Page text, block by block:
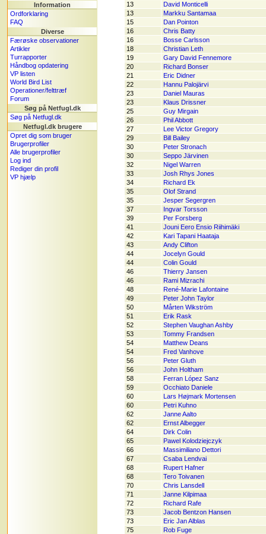
Information
Ordforklaring
FAQ
Diverse
Færøske observationer
Artikler
Turrapporter
Håndbog opdatering
VP listen
World Bird List
Operationer/felttræf
Forum
Søg på Netfugl.dk
Søg på Netfugl.dk
Netfugl.dk brugere
Opret dig som bruger
Brugerprofiler
Alle brugerprofiler
Log ind
Rediger din profil
VP hjælp
13
David Monticelli
13
Markku Santamaa
15
Dan Pointon
16
Chris Batty
16
Bosse Carlsson
18
Christian Leth
19
Gary David Fennemore
20
Richard Bonser
21
Eric Didner
22
Hannu Palojärvi
23
Daniel Mauras
23
Klaus Drissner
25
Guy Mirgain
26
Phil Abbott
27
Lee Victor Gregory
29
Bill Bailey
30
Peter Stronach
30
Seppo Järvinen
32
Nigel Warren
33
Josh Rhys Jones
34
Richard Ek
35
Olof Strand
35
Jesper Segergren
37
Ingvar Torsson
39
Per Forsberg
41
Jouni Eero Ensio Riihimäki
42
Kari Tapani Haataja
43
Andy Clifton
44
Jocelyn Gould
44
Colin Gould
46
Thierry Jansen
46
Rami Mizrachi
48
René-Marie Lafontaine
49
Peter John Taylor
50
Mårten Wikström
51
Erik Rask
52
Stephen Vaughan Ashby
53
Tommy Frandsen
54
Matthew Deans
54
Fred Vanhove
56
Peter Gluth
56
John Holtham
58
Ferran López Sanz
59
Occhiato Daniele
60
Lars Højmark Mortensen
60
Petri Kuhno
62
Janne Aalto
62
Ernst Albegger
64
Dirk Colin
65
Pawel Kolodziejczyk
66
Massimiliano Dettori
67
Csaba Lendvai
68
Rupert Hafner
68
Tero Toivanen
70
Chris Lansdell
71
Janne Kilpimaa
72
Richard Rafe
73
Jacob Bentzon Hansen
73
Eric Jan Alblas
75
Rob Fuge